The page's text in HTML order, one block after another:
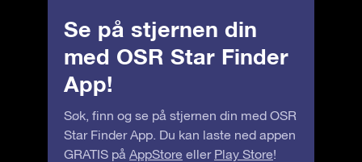
Se på stjernen din
med OSR Star Finder
App!
Søk, finn og se på stjernen din med OSR
Star Finder App. Du kan laste ned appen
GRATIS på AppStore eller Play Store!